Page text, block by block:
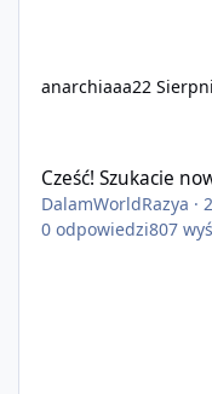
anarchiaaa22
Cześć! Szukacie
DalamWorldRazya ·
0 odpowiedzi807